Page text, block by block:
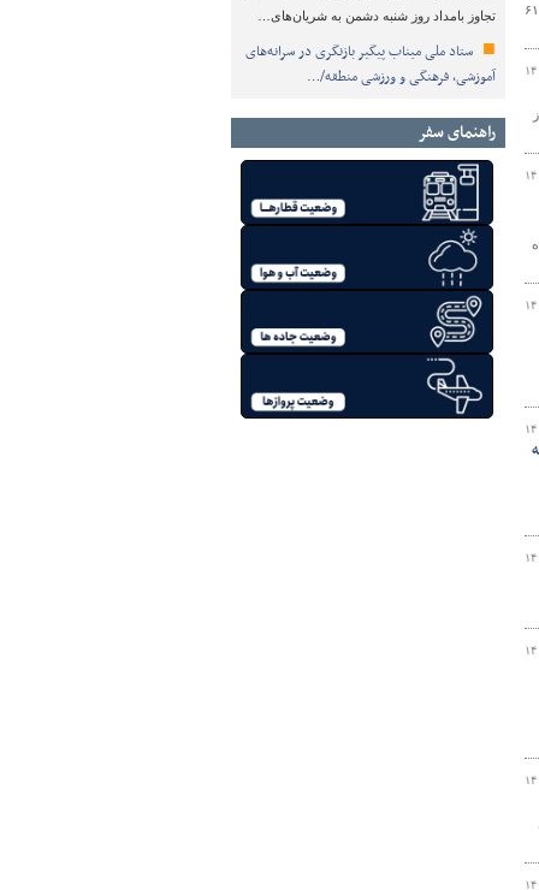
تجاوز بامداد روز شنبه دشمن به شریان‌های…
ستاد ملی میناب پیگیر بازنگری در سرانه‌های
آموزشی، فرهنگی و ورزشی منطقه/…
راهنمای سفر
جاده ای استان مازندران عنوان کرد : در۱۲ ماه سال گذشته ۱۸میلیون ۶۱۲